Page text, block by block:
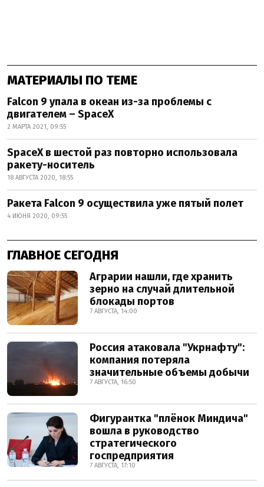
МАТЕРИАЛЫ ПО ТЕМЕ
Falcon 9 упала в океан из-за проблемы с
двигателем – SpaceX
2 МАРТА 2021, 09:55
SpaceX в шестой раз повторно использовала
ракету-носитель
18 АВГУСТА 2020, 18:55
Ракета Falcon 9 осуществила уже пятый полет
4 ИЮНЯ 2020, 09:55
ГЛАВНОЕ СЕГОДНЯ
Аграрии нашли, где хранить
зерно на случай длительной
блокады портов
7 АВГУСТА, 14:00
Россия атаковала "Укрнафту":
компания потеряла
значительные объемы добычи
7 АВГУСТА, 16:50
Фигурантка "плёнок Миндича"
вошла в руководство
стратегического
госпредприятия
7 АВГУСТА, 17:10